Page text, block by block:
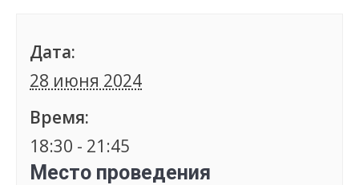
Дата:
28 июня 2024
Время:
18:30 - 21:45
Место проведения